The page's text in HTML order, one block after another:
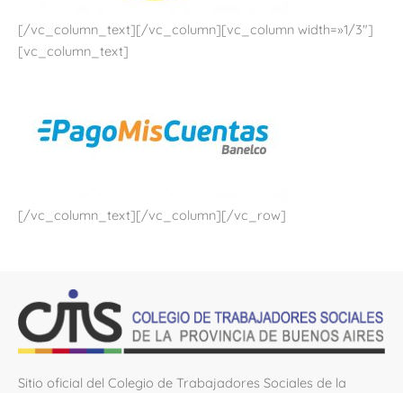
[/vc_column_text][/vc_column][vc_column width=»1/3″]
[vc_column_text]
[/vc_column_text][/vc_column][/vc_row]
Sitio oficial del Colegio de Trabajadores Sociales de la